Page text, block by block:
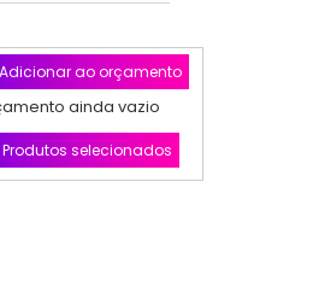
ao orçamento
ainda vazio
selecionados